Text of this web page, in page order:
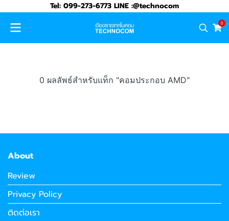
Tel: 099-273-6773 LINE :@technocom
0
0 ผลลัพธ์สำหรับแท็ก "คอมประกอบ AMD"
About
Review
Privacy Policy
ติดต่อเรา